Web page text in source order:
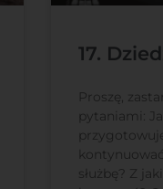
17.
Proszę,
pytaniami:
służbę? Z